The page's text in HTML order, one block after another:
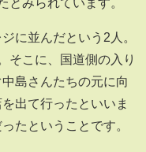
に並んだという2人。
そこに、国道側の入り
島さんたちの元に向
出て行ったといいま
たということです。